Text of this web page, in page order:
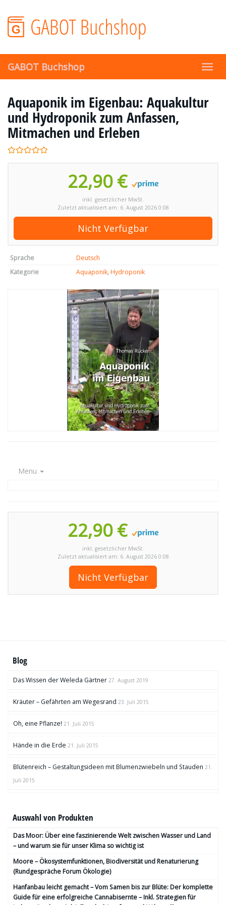
main
content
GABOT Buchshop
Aquaponik im Eigenbau: Aquakultur
und Hydroponik zum Anfassen,
Mitmachen und Erleben
22,90 €
inkl. gesetzlicher MwSt.
Zuletzt aktualisiert am: 6. August 2026 0:08
Nicht Verfügbar
Sprache
Deutsch
Kategorie
Aquaponik, Hydroponik
Menu
22,90 €
inkl. gesetzlicher MwSt.
Zuletzt aktualisiert am: 6. August 2026 0:08
Nicht Verfügbar
Blog
Das Wissen der Weleda Gärtner 27. August 2019
Kräuter – Gefährten am Wegesrand 23. Juli 2015
Oh, eine Pflanze! 21. Juli 2015
Hände in die Erde 21. Juli 2015
Blütenreich – Gestaltungsideen mit Blumenzwiebeln und Stauden 21.
Juli 2015
Auswahl von Produkten
Das Moor: Über eine faszinierende Welt zwischen Wasser und Land
– und warum sie für unser Klima so wichtig ist
Moore – Ökosystemfunktionen, Bio­diversität und Renaturierung
(Rundgespräche Forum Ökologie)
Hanfanbau leicht gemacht – Vom Samen bis zur Blüte: Der komplette
Guide für eine erfolgreiche Cannabisernte – Inkl. Strategien für